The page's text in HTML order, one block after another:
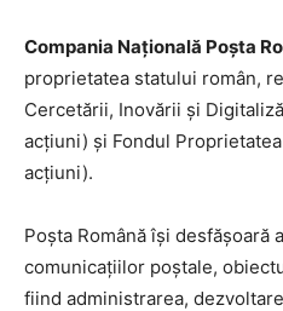
Compania Națională Poşta
proprietatea statului român,
Cercetării, Inovării şi
acţiuni) şi Fondul
acţiuni).
Poşta Română îşi desfăşoară
comunicaţiilor poştale,
fiind administrarea,